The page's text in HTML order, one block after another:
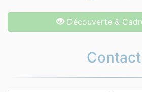
Découverte &
Contact